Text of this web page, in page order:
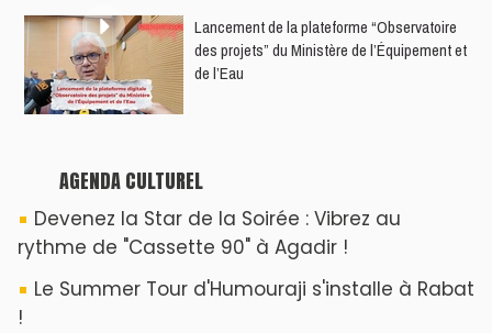
​Lancement de la plateforme “Observatoire
des projets” du Ministère de l’Équipement et
de l’Eau
AGENDA CULTUREL
Devenez la Star de la Soirée : Vibrez au
rythme de "Cassette 90" à Agadir !
Le Summer Tour d'Humouraji s'installe à Rabat
!